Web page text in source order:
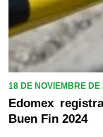
18 DE NOVIEMBRE DE
Edomex
Buen Fin 2024